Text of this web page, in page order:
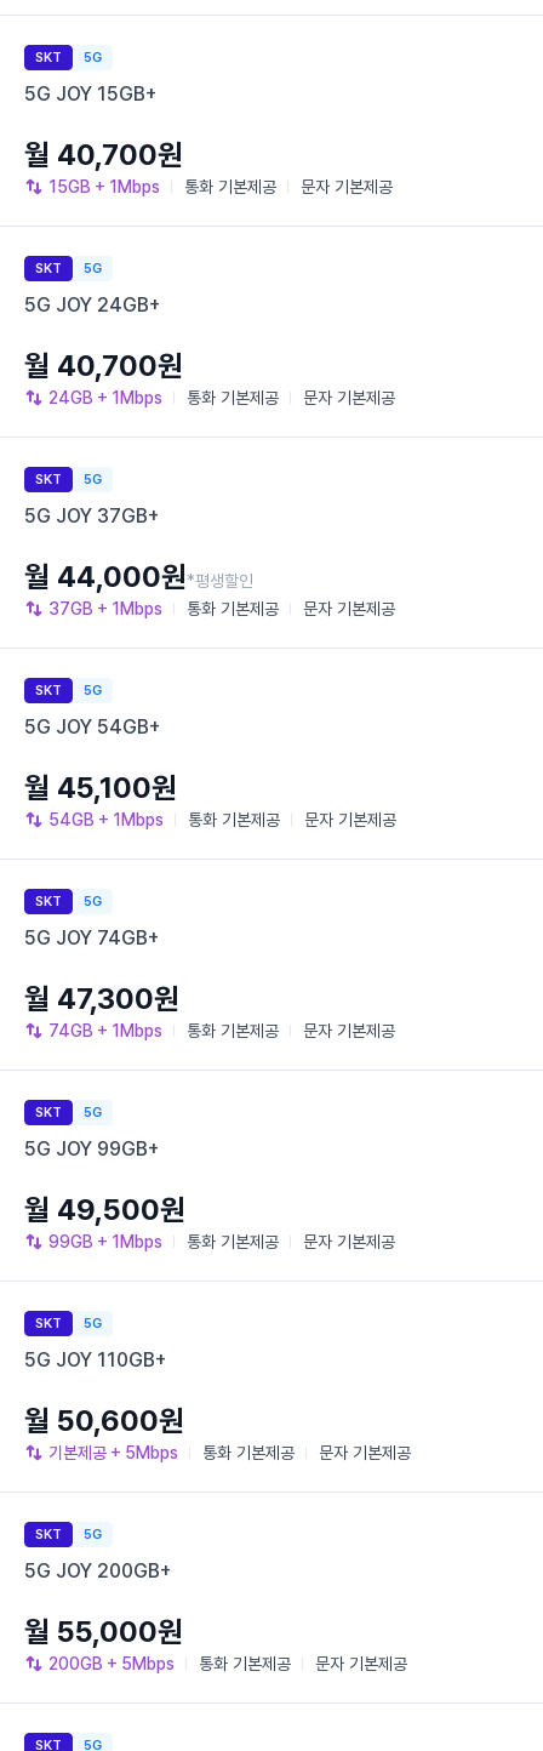
SKT 5G
5G JOY 15GB+
15GB + 1Mbps 통화 기본제공 문자 기본제공
월 40,700원
SKT 5G
5G JOY 24GB+
24GB + 1Mbps 통화 기본제공 문자 기본제공
월 40,700원
SKT 5G
5G JOY 37GB+
37GB + 1Mbps 통화 기본제공 문자 기본제공
월 44,000원*평생할인
SKT 5G
5G JOY 54GB+
54GB + 1Mbps 통화 기본제공 문자 기본제공
월 45,100원
SKT 5G
5G JOY 74GB+
74GB + 1Mbps 통화 기본제공 문자 기본제공
월 47,300원
SKT 5G
5G JOY 99GB+
99GB + 1Mbps 통화 기본제공 문자 기본제공
월 49,500원
SKT 5G
5G JOY 110GB+
기본제공 + 5Mbps 통화 기본제공 문자 기본제공
월 50,600원
SKT 5G
5G JOY 200GB+
200GB + 5Mbps 통화 기본제공 문자 기본제공
월 55,000원
SKT 5G